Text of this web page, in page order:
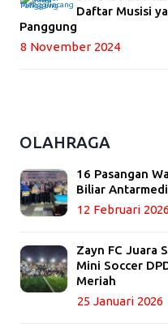
Daftar Musisi
Panggung
8 November 2024
OLAHRAGA
16 Pasangan
Biliar
12 Februari 2026
Zayn FC Juara
Mini Soccer
Meriah
25 Januari 2026